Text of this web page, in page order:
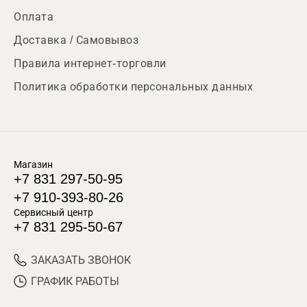
Оплата
Доставка / Самовывоз
Правила интернет-торговли
Политика обработки персональных данных
Магазин
+7 831 297-50-95
+7 910-393-80-26
Сервисный центр
+7 831 295-50-67
ЗАКАЗАТЬ ЗВОНОК
ГРАФИК РАБОТЫ